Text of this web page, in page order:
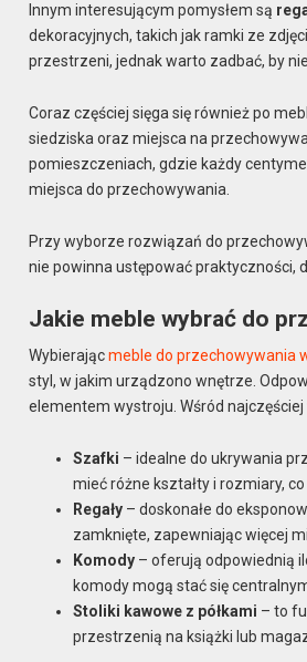
Innym interesującym pomysłem są
dekoracyjnych, takich jak ramki ze
przestrzeni, jednak warto zadbać, by
Coraz częściej sięga się również po
siedziska oraz miejsca na
pomieszczeniach, gdzie każdy
miejsca do przechowywania.
Przy wyborze rozwiązań do
nie powinna ustępować praktyczności,
Jakie meble wybrać do
Wybierającmeble do przechowywania
styl, w jakim urządzono wnętrze.
elementem wystroju. Wśród
Szafki – idealne do ukrywania
mieć różne kształty i rozmiary,
Regały – doskonałe do
zamknięte, zapewniając więcej
Komody – oferują odpowiednią
komody mogą stać się
Stoliki kawowe z półkami – to
przestrzenią na książki lub